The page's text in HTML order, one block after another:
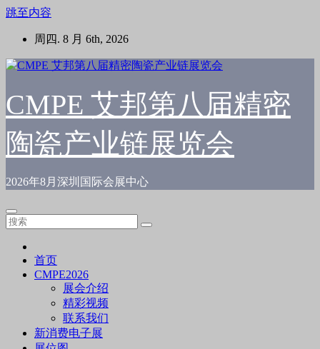
跳至内容
周四. 8 月 6th, 2026
CMPE 艾邦第八届精密
陶瓷产业链展览会
2026年8月深圳国际会展中心
首页
CMPE2026
展会介绍
精彩视频
联系我们
新消费电子展